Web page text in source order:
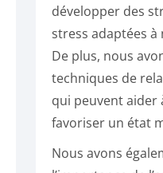
développer des
stress adaptées
De plus, nous
techniques de
qui peuvent aider
favoriser un état
Nous avons